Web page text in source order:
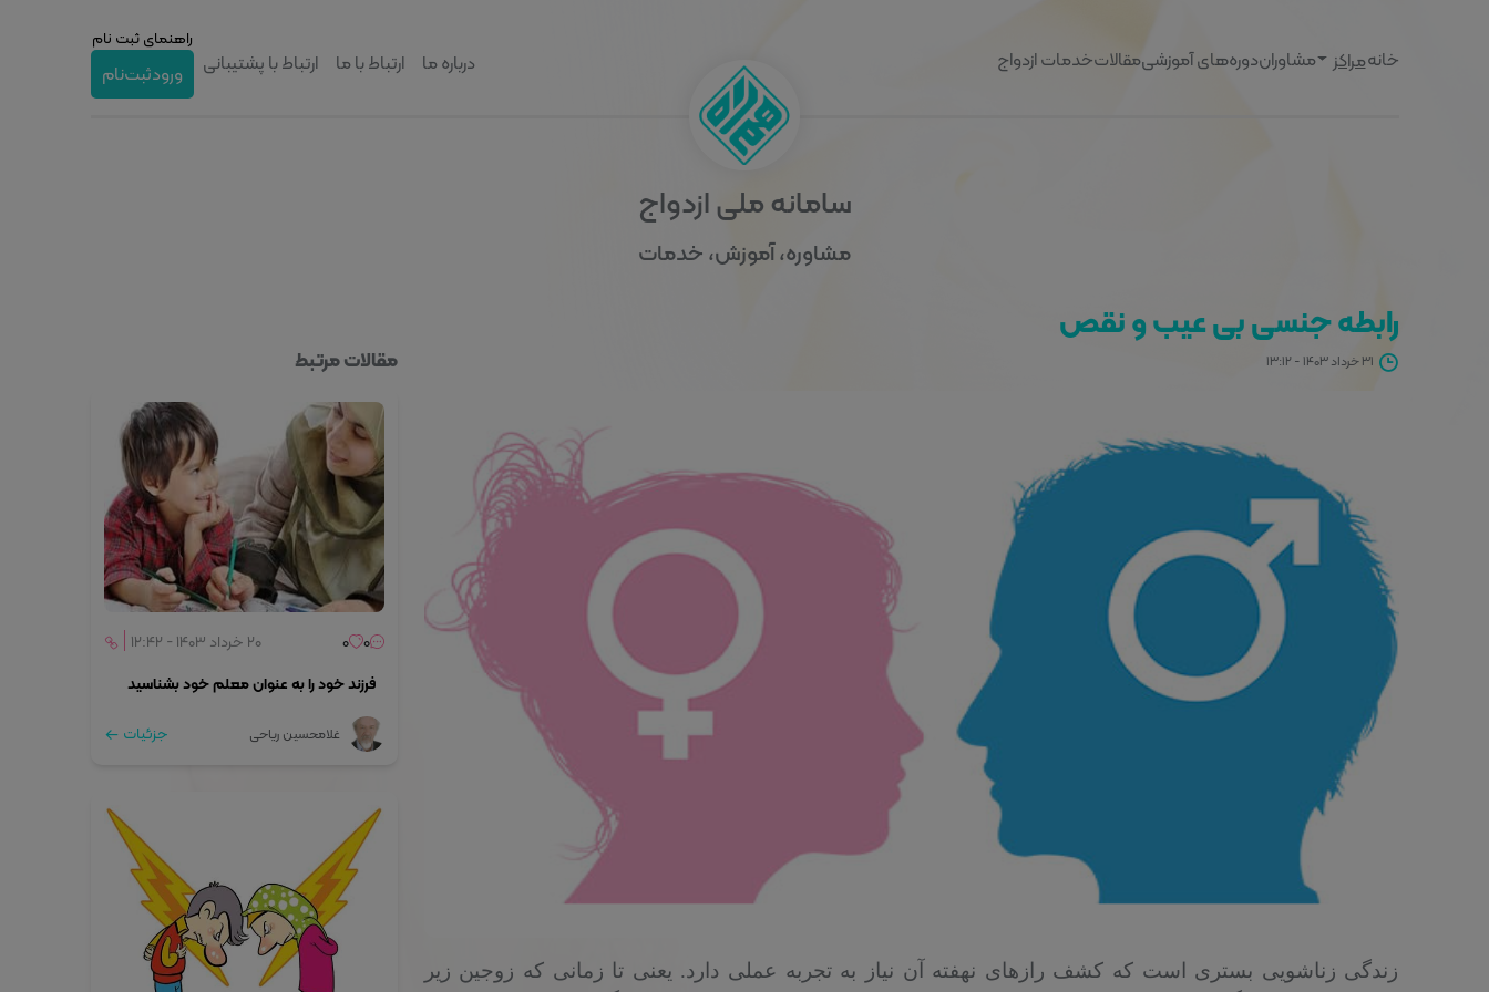
خانهمراکز مشاوراندوره‌های آموزشیمقالاتخدمات ازدواج درباره ما ارتباط با ما ارتباط با پشتیبانی
راهنمای ثبت نام
ورودثبت‌نام
سامانه ملی ازدواج
مشاوره، آموزش، خدمات
رابطه جنسی بی عیب و نقص
۳۱ خرداد ۱۴۰۳ - ۱۳:۱۲
زندگی زناشویی بستری است که کشف رازهای نهفته آن نیاز به تجربه عملی دارد. یعنی تا زمانی که زوجین زیر
مقالات مرتبط
0
0 ۲۰ خرداد ۱۴۰۳ - ۱۲:۴۲
فرزند خود را به عنوان معلم خود بشناسید
غلامحسین ریاحی جزئیات